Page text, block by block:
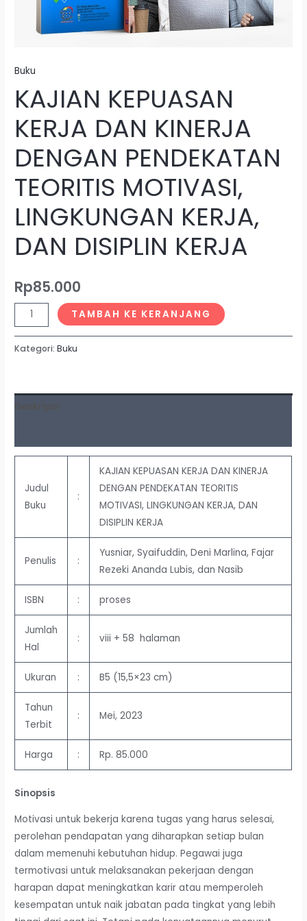
Buku
KAJIAN KEPUASAN
KERJA DAN KINERJA
DENGAN PENDEKATAN
TEORITIS MOTIVASI,
LINGKUNGAN KERJA,
DAN DISIPLIN KERJA
Rp85.000
TAMBAH KE KERANJANG
Kategori:Buku
Deskripsi
Judul
Buku
:
KAJIAN KEPUASAN KERJA DAN KINERJA
DENGAN PENDEKATAN TEORITIS
MOTIVASI, LINGKUNGAN KERJA, DAN
DISIPLIN KERJA
Penulis :
Yusniar, Syaifuddin, Deni Marlina, Fajar
Rezeki Ananda Lubis, dan Nasib
ISBN : proses
Jumlah
Hal
: viii + 58 halaman
Ukuran : B5 (15,5×23 cm)
Tahun
Terbit
: Mei, 2023
Harga : Rp. 85.000
Sinopsis
Motivasi untuk bekerja karena tugas yang harus selesai,
perolehan pendapatan yang diharapkan setiap bulan
dalam memenuhi kebutuhan hidup. Pegawai juga
termotivasi untuk melaksanakan pekerjaan dengan
harapan dapat meningkatkan karir atau memperoleh
kesempatan untuk naik jabatan pada tingkat yang lebih